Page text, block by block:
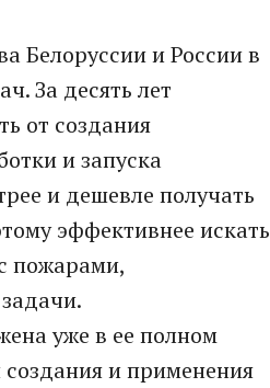
Белоруссии и России в
За десять лет
от создания
и запуска
и дешевле получать
эффективнее искать
пожарами,
уже в ее полном
создания и применения